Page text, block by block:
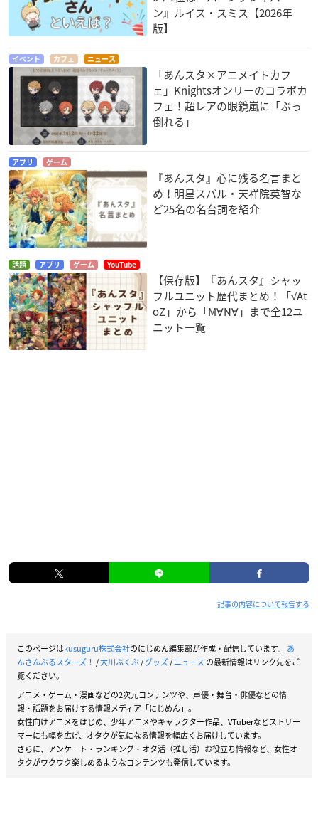
ン』ルイス・スミス【2026年
版】
イベント カフェ ニュース
「あんスタ×アニメイトカフ
ェ」Knightsオンリーのコラボカ
フェ！超レアの眼鏡嵐に「ぶっ
倒れる」
アプリ ゲーム
『あんスタ』心に残る名言まと
め！明星スバル・天祥院英智な
ど25名の名台詞を紹介
話題 アプリ ゲーム YouTube
【保存版】『あんスタ』シャッ
フルユニット歴代まとめ！「√At
oZ」から「M∀N∀」まで全12ユ
ニット一覧
記事の内容について報告する
このページはkusuguru株式会社のにじめん編集部が作成・配信しています。 あ
んさんぶるスターズ！ /大川ぶくぶ/グッズ/ニュース の最新情報はリンク先をご
覧ください。
アニメ・ゲーム・漫画などの2次元コンテンツや、声優・舞台・俳優などの情
報・話題をお届けする情報メディア「にじめん」。
女性向けアニメをはじめ、少年アニメやキャラクター作品、VTuberなどストリー
マーにも幅を広げ、オタクが気になる情報を幅広くお届けしています。
さらに、アンケート・ランキング・オタ活（推し活）お役立ち情報など、女性オ
タクがワクワク楽しめるようなコンテンツも発信しています。